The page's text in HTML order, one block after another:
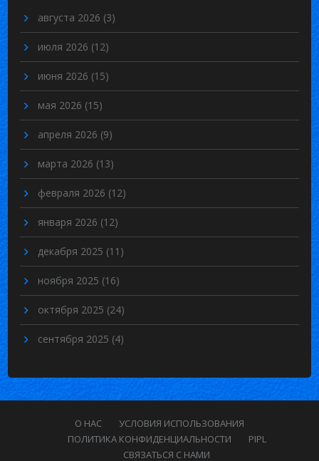
августа 2026 (3)
июля 2026 (12)
июня 2026 (15)
мая 2026 (15)
апреля 2026 (9)
марта 2026 (13)
февраля 2026 (12)
января 2026 (12)
декабря 2025 (11)
ноября 2025 (16)
октября 2025 (24)
сентября 2025 (4)
О НАС
УСЛОВИЯ ИСПОЛЬЗОВАНИЯ
ПОЛИТИКА КОНФИДЕНЦИАЛЬНОСТИ
PIPL
СВЯЗАТЬСЯ С НАМИ